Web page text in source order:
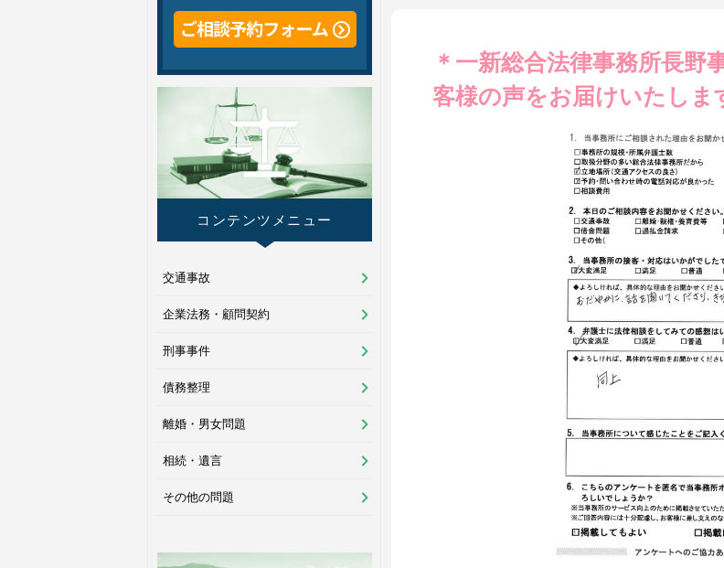
＊一新総合法律事務所長野
客様の声をお届けいたしま
コンテンツメニュー
交通事故
企業法務・顧問契約
刑事事件
債務整理
離婚・男女問題
相続・遺言
その他の問題